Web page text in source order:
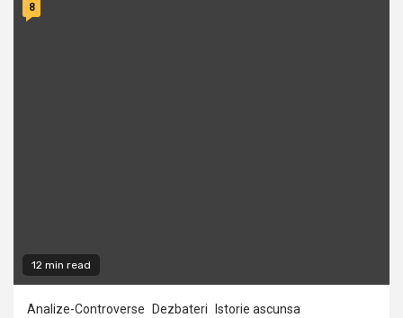
12 min read
8
Analize-Controverse Dezbateri
Istorie ascunsa